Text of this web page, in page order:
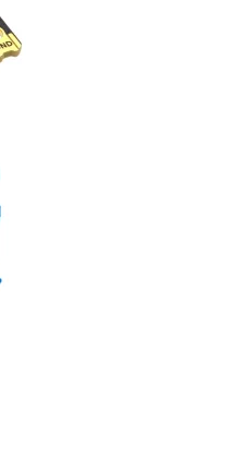
Arduino se Zbyškem Vodou
Arduino v příkladech
Arduino roboti